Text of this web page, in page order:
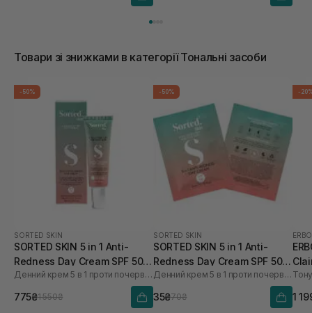
Товари зі знижками в категорії Тональні засоби
-50%
SORTED SKIN
SORTED SKIN 5 in 1 Anti-
Redness Day Cream SPF 50
30 мл
Денний крем 5 в 1 проти почервоніння
775₴1 550₴
-50%
SORTED SKIN
SORTED SKIN 5 in 1 Anti-
Redness Day Cream SPF 50 2
мл
Денний крем 5 в 1 проти почервоніння
35₴70₴
-
1